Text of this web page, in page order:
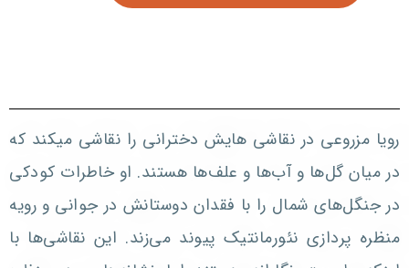
رویا مزروعی در نقاشی هایش دخترانی را نقاشی میکند که
در میان گل‌ها و آب‌ها و علف‌ها هستند. او خاطرات کودکی
در جنگل‌های شمال را با فقدان دوستانش در جوانی و رویه
منظره پردازی نئورمانتیک پیوند می‌زند. این نقاشی‌ها با